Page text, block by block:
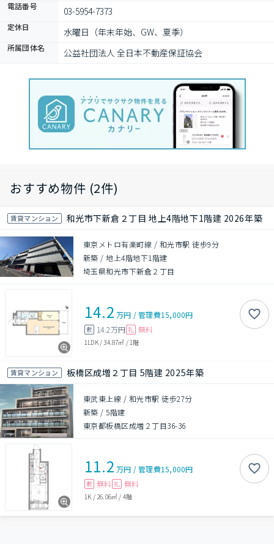
電話番号 03-5954-7373
定休日 水曜日（年末年始、GW、夏季）
所属団体名 公益社団法人 全日本不動産保証協会
おすすめ物件 (2件)
賃貸マンション 和光市下新倉２丁目 地上4階地下1階建 2026年築
東京メトロ有楽町線 / 和光市駅 徒歩9分
新築 /地上4階地下1階建
埼玉県和光市下新倉２丁目
14.2 万円 /管理費15,000円
敷 14.2万円 礼 無料
1LDK/34.87㎡ / 1階
賃貸マンション 板橋区成増２丁目 5階建 2025年築
東武東上線 / 和光市駅 徒歩27分
新築 /5階建
東京都板橋区成増２丁目36-36
11.2 万円 /管理費15,000円
敷 無料 礼 無料
1K / 26.06㎡ / 4階